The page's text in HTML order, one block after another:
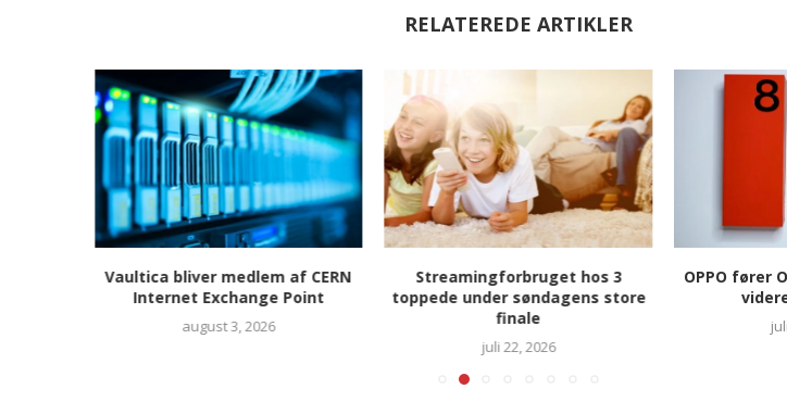
RELATEREDE ARTIKLER
Vaultica bliver medlem af CERN
Internet Exchange Point
august 3, 2026
Streamingforbruget hos 3
toppede under søndagens store
finale
juli 22, 2026
OPPO fører